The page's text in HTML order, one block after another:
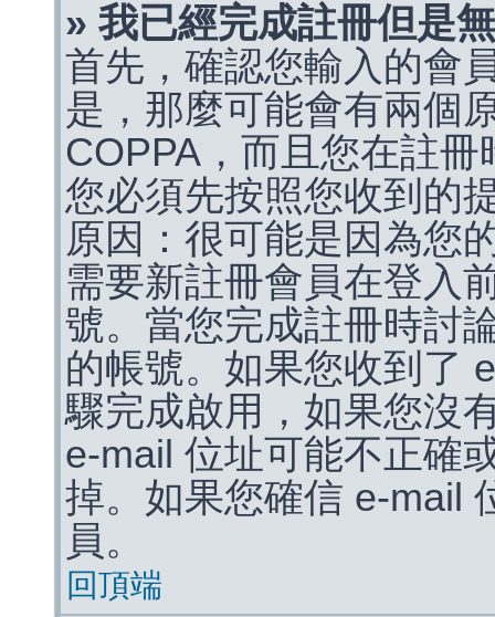
» 我已經完成註冊但是
首先，確認您輸入的會
是，那麼可能會有兩個
COPPA，而且您在註
您必須先按照您收到的
原因：很可能是因為您
需要新註冊會員在登入
號。當您完成註冊時討
的帳號。如果您收到了
驟完成啟用，如果您沒
e-mail 位址可能不正確
掉。如果您確信 e-mail
員。
回頂端